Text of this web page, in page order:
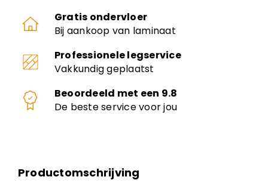
Gratis ondervloer
Bij aankoop van laminaat
Professionele legservice
Vakkundig geplaatst
Beoordeeld met een 9.8
De beste service voor jou
Productomschrijving